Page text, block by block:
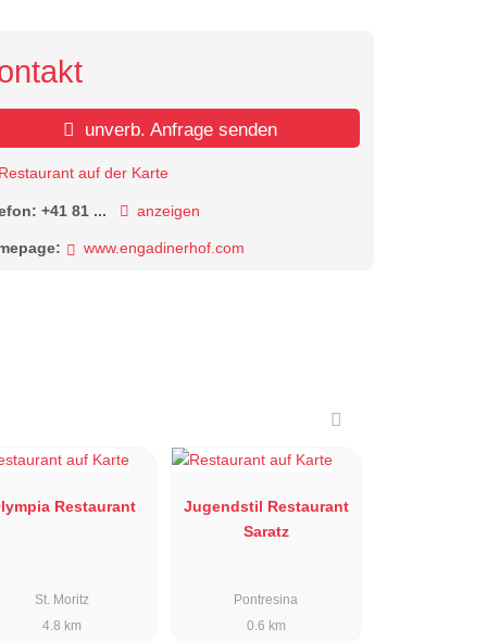
unverb. Anfrage senden
Restaurant auf der Karte
+41 81 ... anzeigen
www.engadinerhof.com
Restaurant
St. Moritz
4.8 km
Jugendstil Restaurant
Saratz
Pontresina
0.6 km